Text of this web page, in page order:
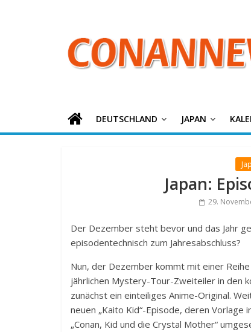
Detektiv
Conan
News
DEUTSCHLAND JAPAN
Japan:
29.
Der Dezember steht bevor und das Jahr
episodentechnisch zum Jahresabschluss?
Nun, der Dezember kommt mit einer
jährlichen Mystery-Tour-Zweiteiler in den
zunächst ein einteiliges Anime-Original.
neuen „Kaito Kid“-Episode, deren
„Conan, Kid und die Crystal Mother“